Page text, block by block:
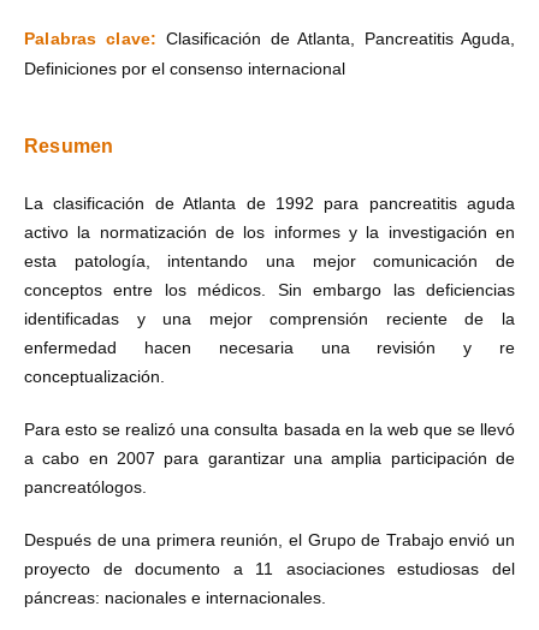
Palabras clave:Clasificación de Atlanta, Pancreatitis Aguda,
Definiciones por el consenso internacional
Resumen
La clasificación de Atlanta de 1992 para pancreatitis aguda
activo la normatización de los informes y la investigación en
esta patología, intentando una mejor comunicación de
conceptos entre los médicos. Sin embargo las deficiencias
identificadas y una mejor comprensión reciente de la
enfermedad hacen necesaria una revisión y re
conceptualización.
Para esto se realizó una consulta basada en la web que se llevó
a cabo en 2007 para garantizar una amplia participación de
pancreatólogos.
Después de una primera reunión, el Grupo de Trabajo envió un
proyecto de documento a 11 asociaciones estudiosas del
páncreas: nacionales e internacionales.